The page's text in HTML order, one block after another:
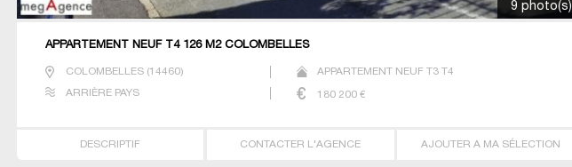
9 photo(s)
APPARTEMENT NEUF T4 126 M2 COLOMBELLES
COLOMBELLES(14460) APPARTEMENT NEUF T3 T4
ARRIÈRE PAYS 180 200€
DESCRIPTIF CONTACTER L'AGENCE AJOUTER A MA SÉLECTION